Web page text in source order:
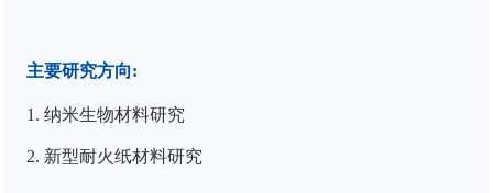
主要研究方向:
1. 纳米生物材料研究
2. 新型耐火纸材料研究